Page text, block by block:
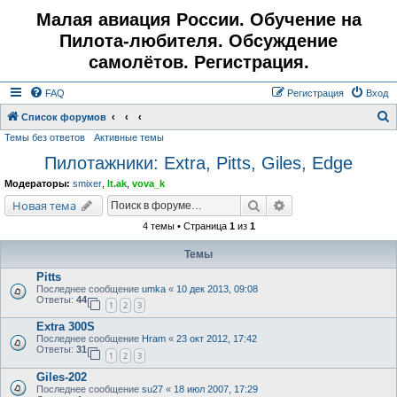
Малая авиация России. Обучение на
Пилота-любителя. Обсуждение
самолётов. Регистрация.
FAQ Вход
Регистрация
Список форумов
Темы без ответов Активные темы
Пилотажники: Extra, Pitts, Giles, Edge
Модераторы: smixer lt.ak vova_k
Новая тема Поиск
4 темы • Страница 1из 1
Темы
Pitts
Последнее сообщение umka « 10 дек 2013, 09:08
Ответы: 44
1 2 3
Extra 300S
Последнее сообщение Hram « 23 окт 2012, 17:42
Ответы: 31
1 2 3
Giles-202
Последнее сообщение su27 « 18 июл 2007, 17:29